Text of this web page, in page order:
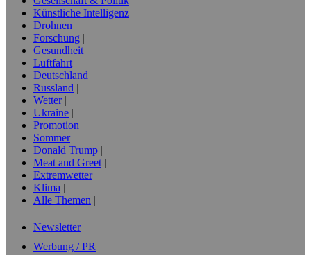
Künstliche Intelligenz
Drohnen
Forschung
Gesundheit
Luftfahrt
Deutschland
Russland
Wetter
Ukraine
Promotion
Sommer
Donald Trump
Meat and Greet
Extremwetter
Klima
Alle Themen
Newsletter
Werbung / PR